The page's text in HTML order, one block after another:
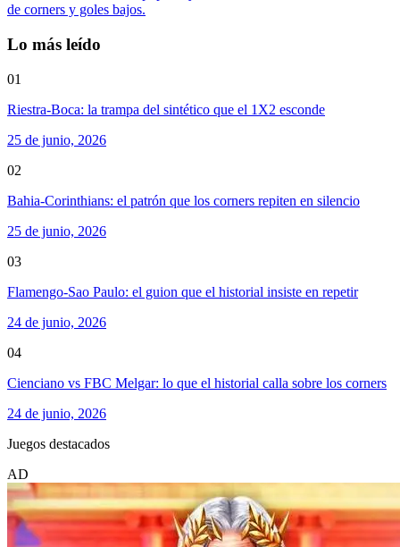
de corners y goles bajos.
Lo más leído
01
Riestra-Boca: la trampa del sintético que el 1X2 esconde
25 de junio, 2026
02
Bahia-Corinthians: el patrón que los corners repiten en silencio
25 de junio, 2026
03
Flamengo-Sao Paulo: el guion que el historial insiste en repetir
24 de junio, 2026
04
Cienciano vs FBC Melgar: lo que el historial calla sobre los corners
24 de junio, 2026
Juegos destacados
AD